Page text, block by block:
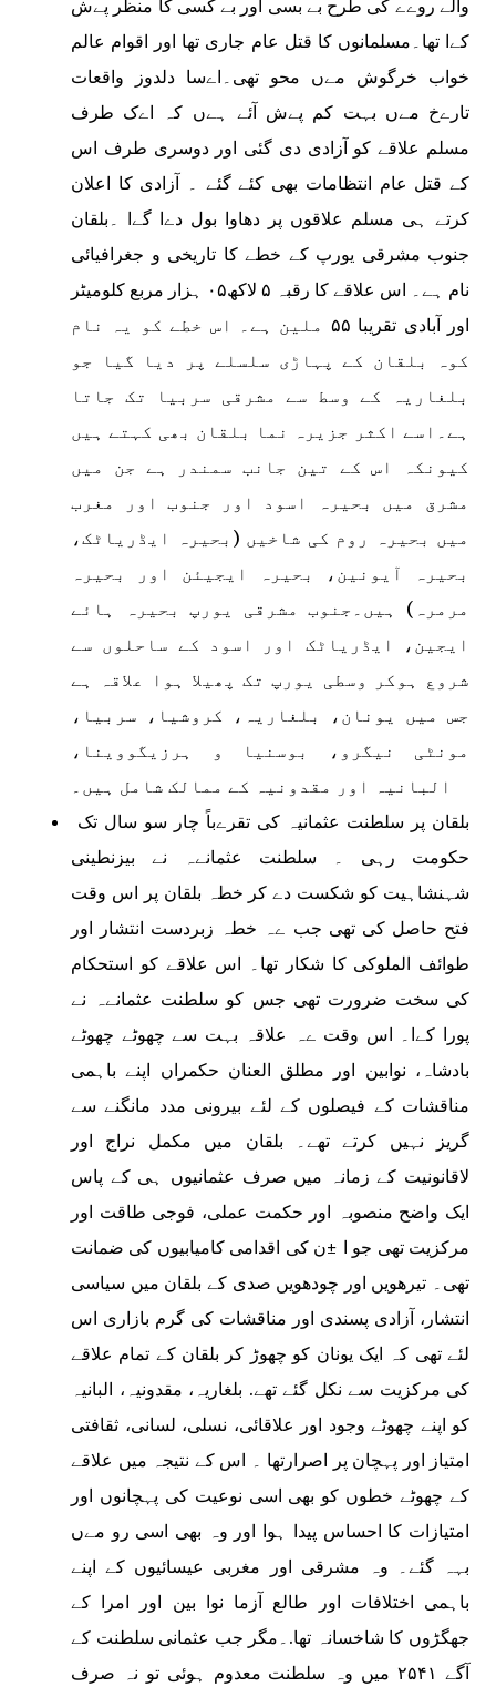
والے روےے کی طرح بے بسی اور بے کسی کا منظر پےش
کےا تھا۔مسلمانوں کا قتل عام جاری تھا اور اقوام عالم
خواب خرگوش مےں محو تھی۔اےسا دلدوز واقعات
تارےخ مےں بہت کم پےش آئے ہےں کہ اےک طرف
مسلم علاقے کو آزادی دی گئی اور دوسری طرف اس
کے قتل عام انتظامات بھی کئے گئے ۔ آزادی کا اعلان
کرتے ہی مسلم علاقوں پر دھاوا بول دےا گےا ۔بلقان
جنوب مشرقی یورپ کے خطے کا تاریخی و جغرافیائی
نام ہے۔ اس علاقے کا رقبہ ۵ لاکھ۰۵ ہزار مربع کلومیٹر
اور آبادی تقریبا ۵۵ ملین ہے۔ اس خطے کو یہ نام
کوہ بلقان کے پہاڑی سلسلے پر دیا گیا جو
بلغاریہ کے وسط سے مشرقی سربیا تک جاتا
ہے۔اسے اکثر جزیرہ نما بلقان بھی کہتے ہیں
کیونکہ اس کے تین جانب سمندر ہے جن میں
مشرق میں بحیرہ اسود اور جنوب اور مغرب
میں بحیرہ روم کی شاخیں (بحیرہ ایڈریاٹک،
بحیرہ آیونین، بحیرہ ایجیئن اور بحیرہ
مرمرہ) ہیں۔جنوب مشرقی یورپ بحیرہ ہائے
ایجین، ایڈریاٹک اور اسود کے ساحلوں سے
شروع ہوکر وسطی یورپ تک پھیلا ہوا علاقہ ہے
جس میں یونان، بلغاریہ، کروشیا، سربیا،
مونٹی نیگرو، بوسنیا و ہرزیگووینا،
البانیہ اور مقدونیہ کے ممالک شامل ہیں۔
بلقان پر سلطنت عثمانیہ کی تقرےباً چار سو سال تک
حکومت رہی ۔ سلطنت عثمانےہ نے بیزنطینی
شہنشاہیت کو شکست دے کر خطہ بلقان پر اس وقت
فتح حاصل کی تھی جب ےہ خطہ زبردست انتشار اور
طوائف الملوکی کا شکار تھا۔ اس علاقے کو استحکام
کی سخت ضرورت تھی جس کو سلطنت عثمانےہ نے
پورا کےا۔ اس وقت ےہ علاقہ بہت سے چھوٹے چھوٹے
بادشاہ، نوابین اور مطلق العنان حکمراں اپنے باہمی
مناقشات کے فیصلوں کے لئے بیرونی مدد مانگنے سے
گریز نہیں کرتے تھے۔ بلقان میں مکمل نراج اور
لاقانونیت کے زمانہ میں صرف عثمانیوں ہی کے پاس
ایک واضح منصوبہ اور حکمت عملی، فوجی طاقت اور
مرکزیت تھی جو ا ±ن کی اقدامی کامیابیوں کی ضمانت
تھی۔ تیرھویں اور چودھویں صدی کے بلقان میں سیاسی
انتشار، آزادی پسندی اور مناقشات کی گرم بازاری اس
لئے تھی کہ ایک یونان کو چھوڑ کر بلقان کے تمام علاقے
کی مرکزیت سے نکل گئے تھے. بلغاریہ، مقدونیہ، البانیہ
کو اپنے چھوٹے وجود اور علاقائی، نسلی، لسانی، ثقافتی
امتیاز اور پہچان پر اصرارتھا ۔ اس کے نتیجہ میں علاقے
کے چھوٹے خطوں کو بھی اسی نوعیت کی پہچانوں اور
امتیازات کا احساس پیدا ہوا اور وہ بھی اسی رو مےں
بہہ گئے۔ وہ مشرقی اور مغربی عیسائیوں کے اپنے
باہمی اختلافات اور طالع آزما نوا بین اور امرا کے
جھگڑوں کا شاخسانہ تھا.۔مگر جب عثمانی سلطنت کے
آگے ۲۵۴۱ میں وہ سلطنت معدوم ہوئی تو نہ صرف